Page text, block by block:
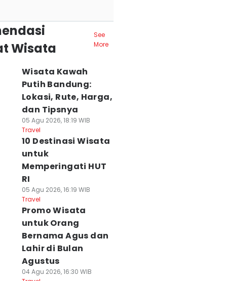
Wisata
See
More
Wisata Kawah
Putih Bandung:
Lokasi, Rute, Harga,
dan Tipsnya
05 Agu 2026, 18:19 WIB
Travel
10 Destinasi Wisata
untuk
Memperingati HUT
RI
05 Agu 2026, 16:19 WIB
Travel
Promo Wisata
untuk Orang
Bernama Agus dan
Lahir di Bulan
Agustus
04 Agu 2026, 16:30 WIB